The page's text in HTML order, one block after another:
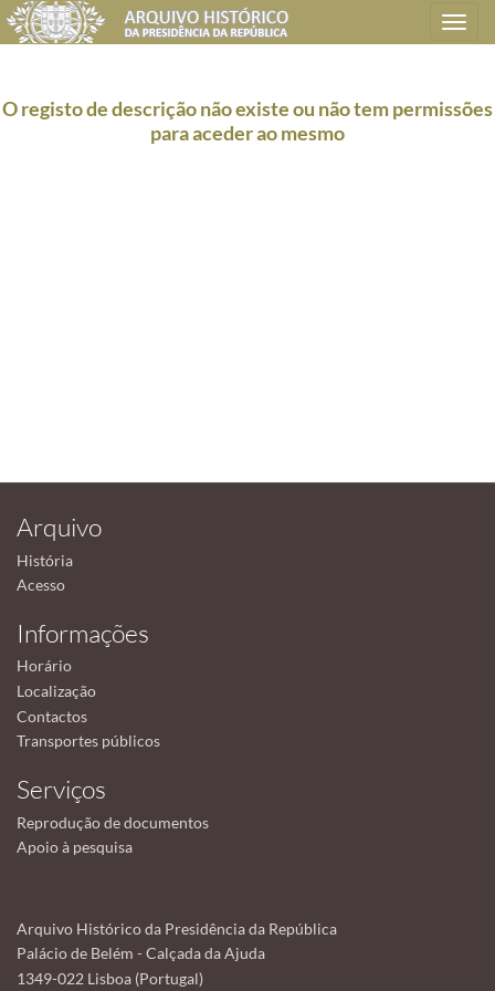
Toggle
navigation
O registo de descrição não existe ou não tem permissões
para aceder ao mesmo
Arquivo
História
Acesso
Informações
Horário
Localização
Contactos
Transportes públicos
Serviços
Reprodução de documentos
Apoio à pesquisa
Arquivo Histórico da Presidência da República
Palácio de Belém - Calçada da Ajuda
1349-022 Lisboa (Portugal)